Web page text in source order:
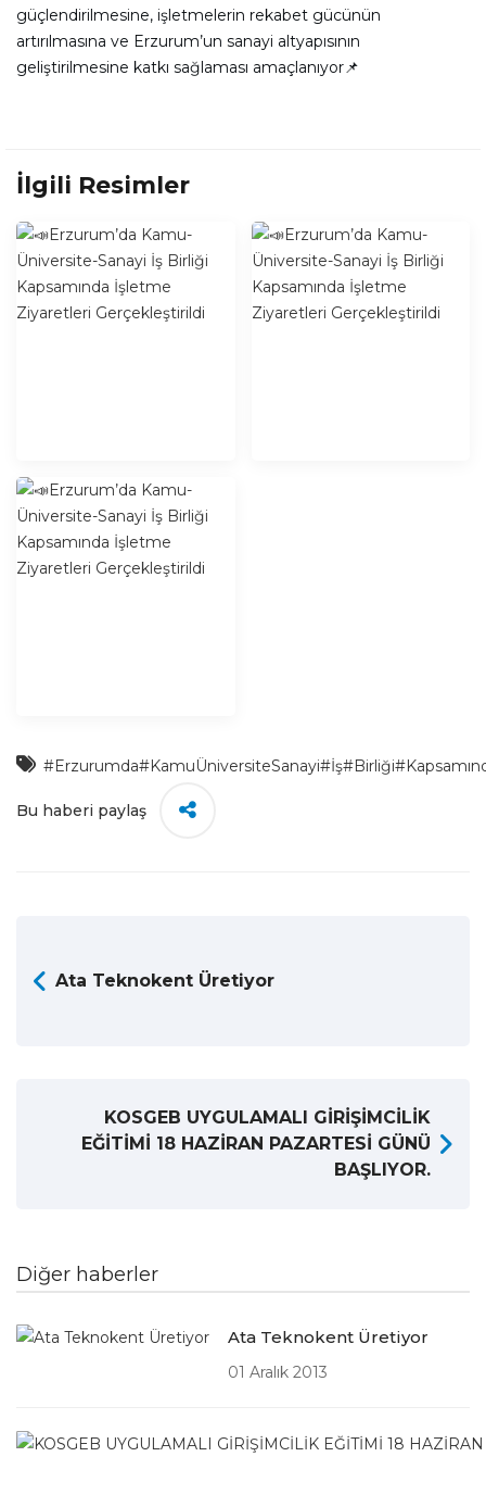
güçlendirilmesine, işletmelerin rekabet gücünün
artırılmasına ve Erzurum’un sanayi altyapısının
geliştirilmesine katkı sağlaması amaçlanıyor📌
İlgili Resimler
#Erzurumda#KamuÜniversiteSanayi#İş#Birliği
Bu haberi paylaş
Ata Teknokent Üretiyor
KOSGEB UYGULAMALI GİRİŞİMCİLİK
EĞİTİMİ 18 HAZİRAN PAZARTESİ GÜNÜ
BAŞLIYOR.
Diğer haberler
Ata Teknokent Üretiyor
01 Aralık 2013